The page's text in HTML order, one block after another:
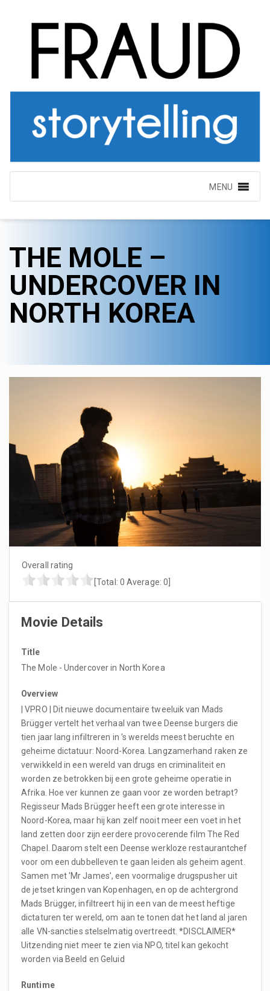
MENU
THE MOLE –
UNDERCOVER IN
NORTH KOREA
Overall rating
[Total: 0 Average: 0
Movie Details
Title
The Mole - Undercover in North Korea
Overview
| VPRO | Dit nieuwe documentaire tweeluik van Mads
Brügger vertelt het verhaal van twee Deense burgers die
tien jaar lang infiltreren in 's werelds meest beruchte en
geheime dictatuur: Noord-Korea. Langzamerhand raken ze
verwikkeld in een wereld van drugs en criminaliteit en
worden ze betrokken bij een grote geheime operatie in
Afrika. Hoe ver kunnen ze gaan voor ze worden betrapt?
Regisseur Mads Brügger heeft een grote interesse in
Noord-Korea, maar hij kan zelf nooit meer een voet in het
land zetten door zijn eerdere provocerende film The Red
Chapel. Daarom stelt een Deense werkloze restaurantchef
voor om een dubbelleven te gaan leiden als geheim agent.
Samen met 'Mr James', een voormalige drugspusher uit
de jetset kringen van Kopenhagen, en op de achtergrond
Mads Brügger, infiltreert hij in een van de meest heftige
dictaturen ter wereld, om aan te tonen dat het land al jaren
alle VN-sancties stelselmatig overtreedt. *DISCLAIMER*
Uitzending niet meer te zien via NPO, titel kan gekocht
worden via Beeld en Geluid
Runtime